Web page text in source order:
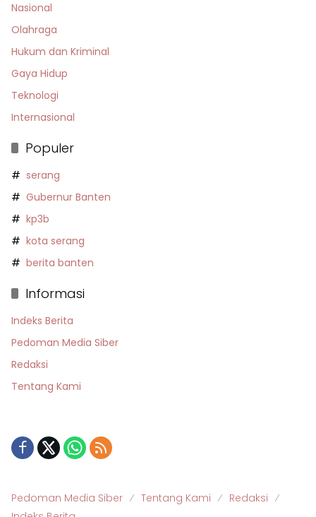
Nasional
Olahraga
Hukum dan Kriminal
Gaya Hidup
Teknologi
Internasional
Populer
serang
Gubernur Banten
kp3b
kota serang
berita banten
Informasi
Indeks Berita
Pedoman Media Siber
Redaksi
Tentang Kami
Pedoman Media Siber Tentang Kami
Redaksi